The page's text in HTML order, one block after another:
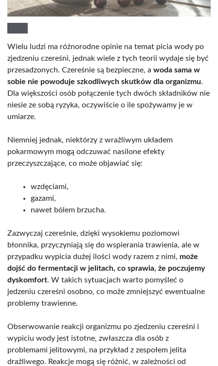
Wielu ludzi ma różnorodne opinie na temat picia wody po
zjedzeniu czereśni, jednak wiele z tych teorii wydaje się być
przesadzonych. Czereśnie są bezpieczne, a woda sama w
sobie nie powoduje szkodliwych skutków dla organizmu.
Dla większości osób połączenie tych dwóch składników nie
niesie ze sobą ryzyka, oczywiście o ile spożywamy je w
umiarze.
Niemniej jednak, niektórzy z wrażliwym układem
pokarmowym mogą odczuwać nasilone efekty
przeczyszczające, co może objawiać się:
wzdęciami,
gazami,
nawet bólem brzucha.
Zazwyczaj czereśnie, dzięki wysokiemu poziomowi
błonnika, przyczyniają się do wspierania trawienia, ale w
przypadku wypicia dużej ilości wody razem z nimi, może
dojść do fermentacji w jelitach, co sprawia, że poczujemy
dyskomfort. W takich sytuacjach warto pomyśleć o
jedzeniu czereśni osobno, co może zmniejszyć ewentualne
problemy trawienne.
Obserwowanie reakcji organizmu po zjedzeniu czereśni i
wypiciu wody jest istotne, zwłaszcza dla osób z
problemami jelitowymi, na przykład z zespołem jelita
drażliwego. Reakcje mogą się różnić, w zależności od